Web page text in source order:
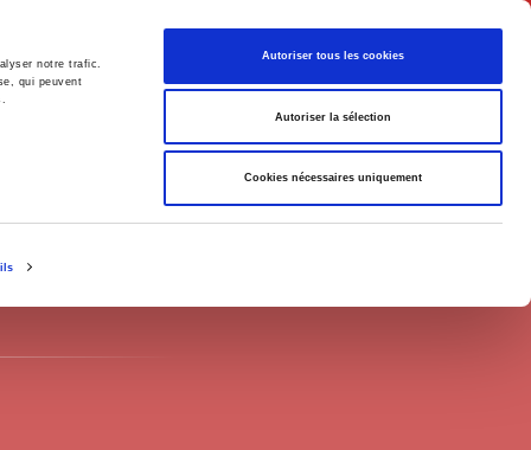
notre trafic.
qui peuvent
Autoriser tous les cookies
Autoriser la sélection
Cookies nécessaires uniquement
English